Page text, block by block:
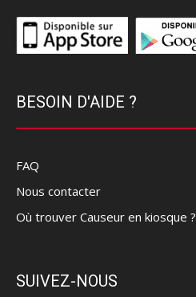
BESOIN D'AIDE ?
FAQ
Nous contacter
Où trouver Causeur en kiosque ?
SUIVEZ-NOUS